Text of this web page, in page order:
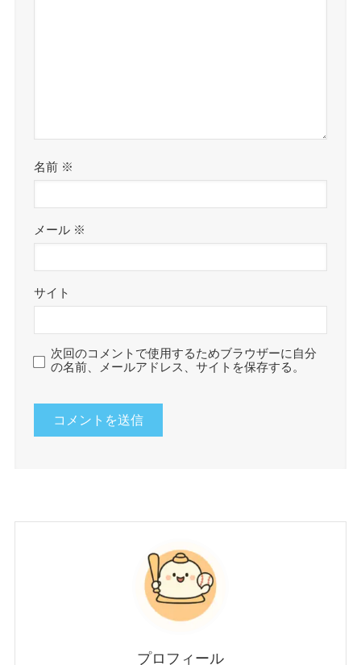
名前 ※
メール ※
サイト
次回のコメントで使用するためブラウザーに自分
の名前、メールアドレス、サイトを保存する。
プロフィール